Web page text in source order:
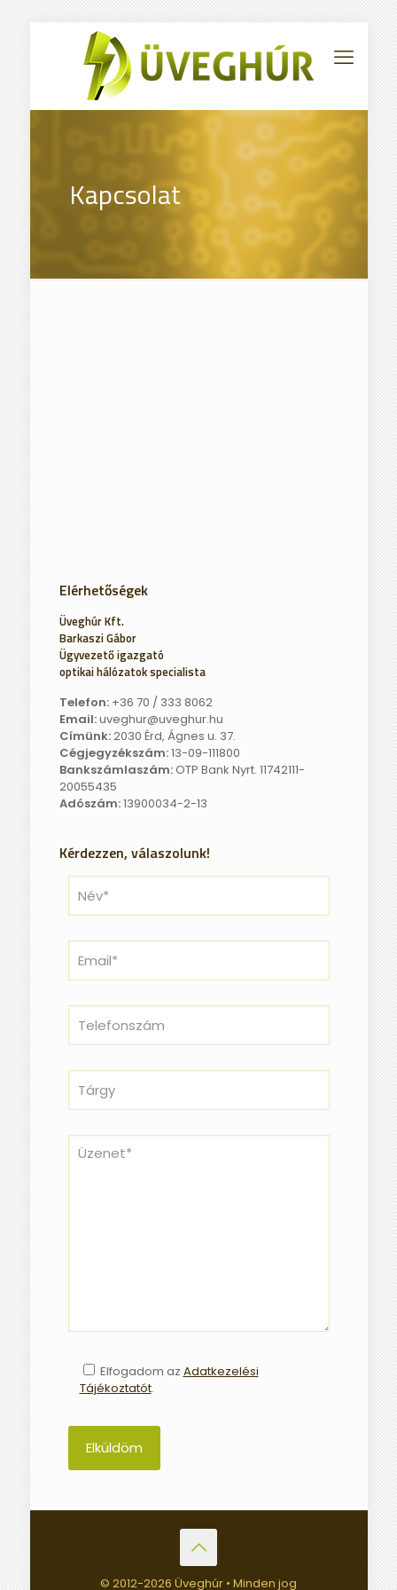
Kapcsolat
Elérhetőségek
Üveghúr Kft.
Barkaszi Gábor
Ügyvezető igazgató
optikai hálózatok specialista
Telefon:+36 70 / 333 8062
Email:uveghur@uveghur.hu
Címünk:2030 Érd, Ágnes u. 37.
Cégjegyzékszám:13-09-111800
Bankszámlaszám:OTP Bank Nyrt. 11742111-
20055435
Adószám:13900034-2-13
Kérdezzen, válaszolunk!
Elfogadom az Adatkezelési
Tájékoztatót.
© 2012-2026 Üveghúr • Minden jog